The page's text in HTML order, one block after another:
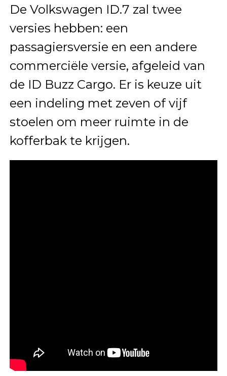
De Volkswagen ID.7 zal twee
versies hebben: een
passagiersversie en een andere
commerciële versie, afgeleid van
de ID Buzz Cargo. Er is keuze uit
een indeling met zeven of vijf
stoelen om meer ruimte in de
kofferbak te krijgen.